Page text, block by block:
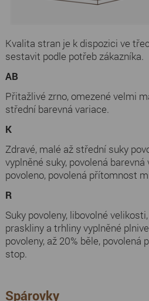
Kvalita stran je k dispozici ve
sestavit podle potřeb zákazníka.
AB
Přitažlivé zrno, omezené velmi
střední barevná variace.
K
Zdravé, malé až střední suky
vyplněné suky, povolená barevná
povoleno, povolená přítomnost
R
Suky povoleny, libovolné
praskliny a trhliny vyplněné
povoleny, až 20% běle,
stop.
Spárovky